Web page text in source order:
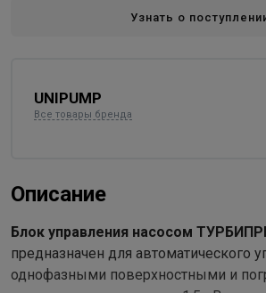
Узнать о
UNIPUMP
Все товары бренда
Описание
Блок управления насосом
предназначен для автоматического
однофазными поверхностными и